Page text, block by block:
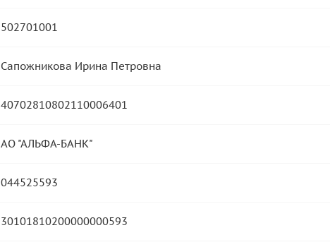
502701001
Сапожникова Ирина Петровна
40702810802110006401
АО "АЛЬФА-БАНК"
044525593
30101810200000000593